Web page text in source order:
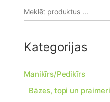
Kategorijas
Manikīrs/Pedikīrs
Bāzes, topi un praimeri